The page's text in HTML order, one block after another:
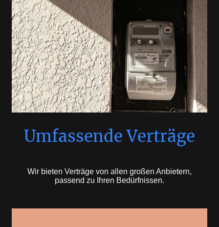
Umfassende Verträge
Wir bieten Verträge von allen großen Anbietern,
passend zu Ihren Bedürfnissen.